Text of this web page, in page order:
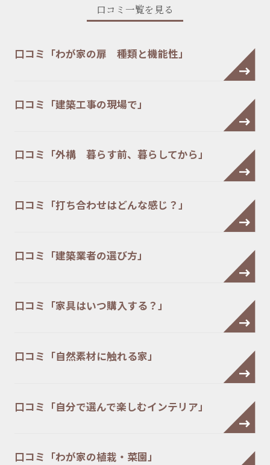
口コミ一覧を見る
口コミ「わが家の扉 種類と機能性」
口コミ「建築工事の現場で」
口コミ「外構 暮らす前、暮らしてから」
口コミ「打ち合わせはどんな感じ？」
口コミ「建築業者の選び方」
口コミ「家具はいつ購入する？」
口コミ「自然素材に触れる家」
口コミ「自分で選んで楽しむインテリア」
口コミ「わが家の植栽・菜園」